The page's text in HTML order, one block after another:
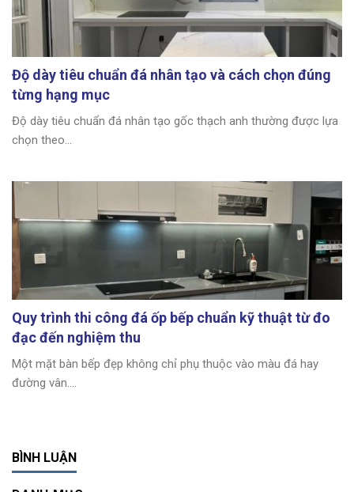
Độ dày tiêu chuẩn đá nhân tạo và cách chọn đúng
từng hạng mục
Độ dày tiêu chuẩn đá nhân tạo gốc thạch anh thường được lựa
chọn theo...
Quy trình thi công đá ốp bếp chuẩn kỹ thuật từ đo
đạc đến nghiệm thu
Một mặt bàn bếp đẹp không chỉ phụ thuộc vào màu đá hay
đường vân....
BÌNH LUẬN